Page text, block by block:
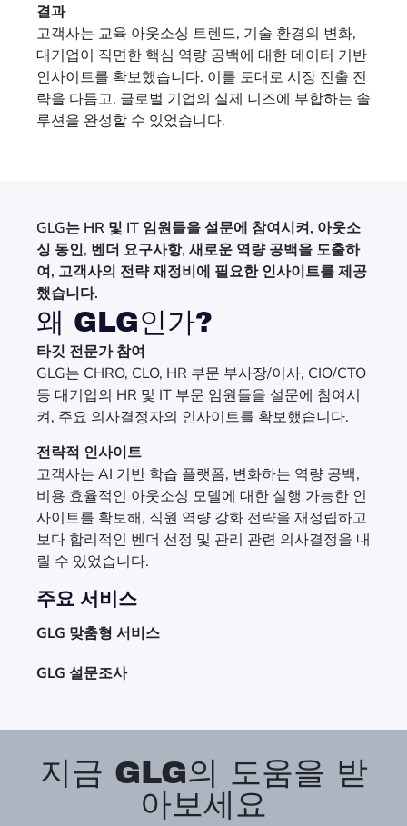
결과
고객사는 교육 아웃소싱 트렌드, 기술 환경의 변화,
대기업이 직면한 핵심 역량 공백에 대한 데이터 기반
인사이트를 확보했습니다. 이를 토대로 시장 진출 전
략을 다듬고, 글로벌 기업의 실제 니즈에 부합하는 솔
루션을 완성할 수 있었습니다.
GLG는 HR 및 IT 임원들을 설문에 참여시켜, 아웃소
싱 동인, 벤더 요구사항, 새로운 역량 공백을 도출하
여, 고객사의 전략 재정비에 필요한 인사이트를 제공
했습니다.
왜 GLG인가?
타깃 전문가 참여
GLG는 CHRO, CLO, HR 부문 부사장/이사, CIO/CTO
등 대기업의 HR 및 IT 부문 임원들을 설문에 참여시
켜, 주요 의사결정자의 인사이트를 확보했습니다.
전략적 인사이트
고객사는 AI 기반 학습 플랫폼, 변화하는 역량 공백,
비용 효율적인 아웃소싱 모델에 대한 실행 가능한 인
사이트를 확보해, 직원 역량 강화 전략을 재정립하고
보다 합리적인 벤더 선정 및 관리 관련 의사결정을 내
릴 수 있었습니다.
주요 서비스
GLG 맞춤형 서비스
GLG 설문조사
지금 GLG의 도움을 받
아보세요